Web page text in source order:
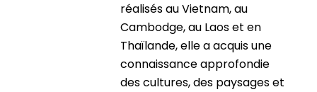
réalisés au Vietnam, au
Cambodge, au Laos et en
Thaïlande, elle a acquis une
connaissance approfondie
des cultures, des paysages et